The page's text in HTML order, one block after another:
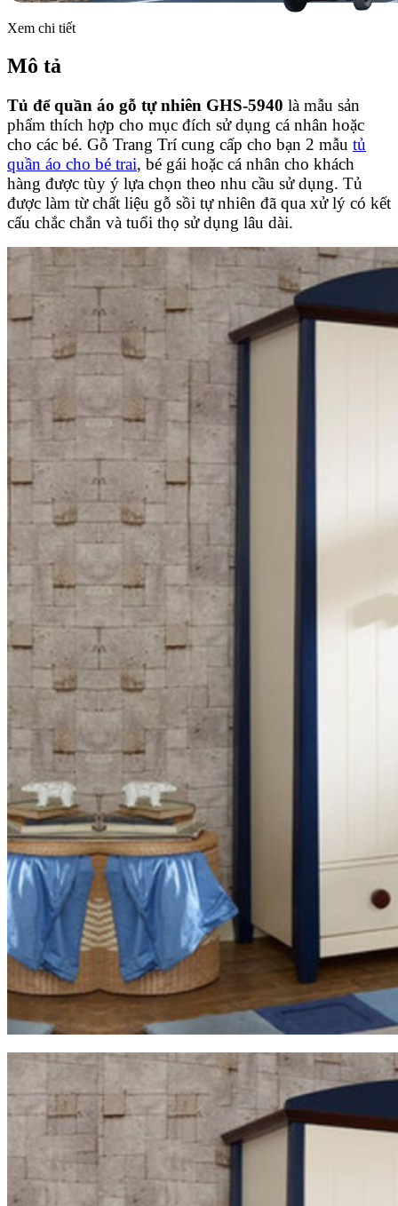
Xem chi tiết
Mô tả
Tủ để quần áo gỗ tự nhiên GHS-5940 là mẫu sản
phẩm thích hợp cho mục đích sử dụng cá nhân hoặc
cho các bé. Gỗ Trang Trí cung cấp cho bạn 2 mẫu tủ
quần áo cho bé trai, bé gái hoặc cá nhân cho khách
hàng được tùy ý lựa chọn theo nhu cầu sử dụng. Tủ
được làm từ chất liệu gỗ sồi tự nhiên đã qua xử lý có kết
cấu chắc chắn và tuổi thọ sử dụng lâu dài.